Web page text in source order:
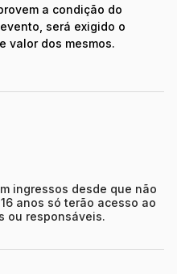
a condição do
será exigido o
valor dos mesmos.
ingressos desde que não
anos só terão acesso ao
ou responsáveis.